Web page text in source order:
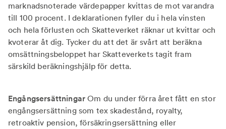
marknadsnoterade värdepapper kvittas de mot varandra
till 100 procent. I deklarationen fyller du i hela vinsten
och hela förlusten och Skatteverket räknar ut kvittar och
kvoterar åt dig. Tycker du att det är svårt att beräkna
omsättningsbeloppet har Skatteverkets tagit fram
särskild beräkningshjälp för detta.
Engångsersättningar Om du under förra året fått en stor
engångsersättning som tex skadestånd, royalty,
retroaktiv pension, försäkringsersättning eller